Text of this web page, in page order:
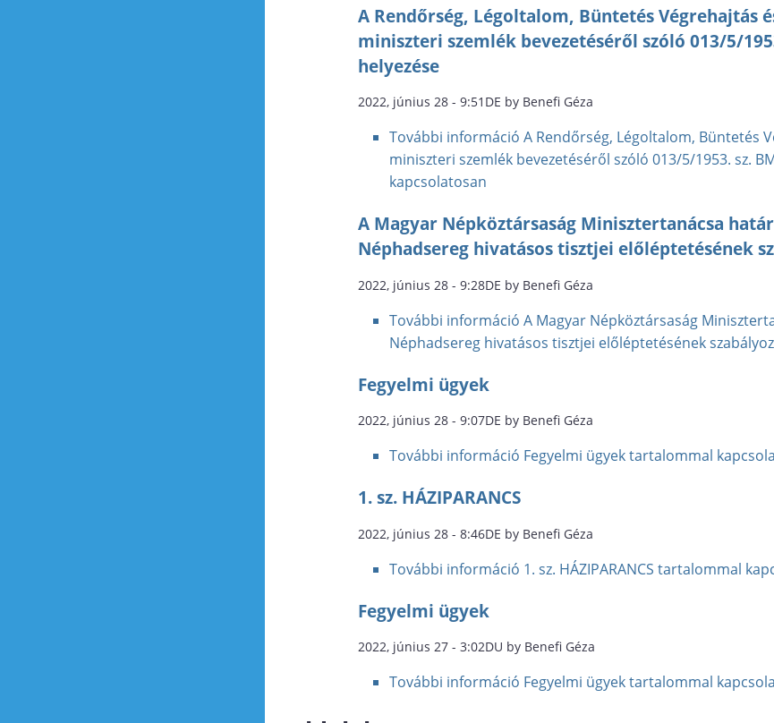
A Rendőrség, Légoltalom, Büntetés Végrehajtás
miniszteri szemlék bevezetéséről szóló 013/5/
helyezése
2022, június 28 - 9:51DE by Benefi Géza
További információ A Rendőrség, Légoltalom, Büntetés
miniszteri szemlék bevezetéséről szóló 013/5/1953. sz.
kapcsolatosan
A Magyar Népköztársaság Minisztertanácsa
Néphadsereg hivatásos tisztjei előléptetésének
2022, június 28 - 9:28DE by Benefi Géza
További információ A Magyar Népköztársaság
Néphadsereg hivatásos tisztjei előléptetésének
Fegyelmi ügyek
2022, június 28 - 9:07DE by Benefi Géza
További információ Fegyelmi ügyek tartalommal
1. sz. HÁZIPARANCS
2022, június 28 - 8:46DE by Benefi Géza
További információ 1. sz. HÁZIPARANCS tartalommal
Fegyelmi ügyek
2022, június 27 - 3:02DU by Benefi Géza
További információ Fegyelmi ügyek tartalommal